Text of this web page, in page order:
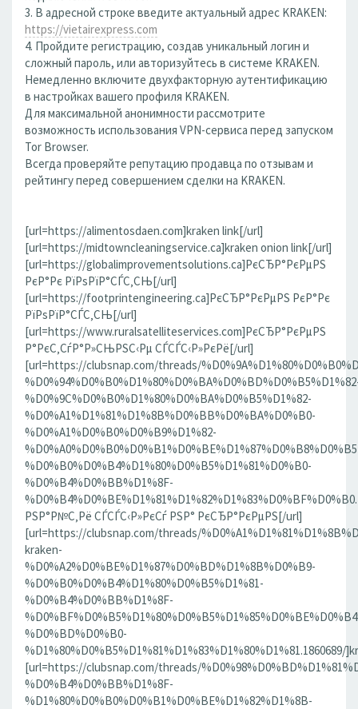
3. В адресной строке введите актуальный адрес KRAKEN:
https://vietairexpress.com
4. Пройдите регистрацию, создав уникальный логин и
сложный пароль, или авторизуйтесь в системе KRAKEN.
Немедленно включите двухфакторную аутентификацию
в настройках вашего профиля KRAKEN.
Для максимальной анонимности рассмотрите
возможность использования VPN-сервиса перед запуском
Tor Browser.
Всегда проверяйте репутацию продавца по отзывам и
рейтингу перед совершением сделки на KRAKEN.
[url=https://alimentosdaen.com]kraken link[/url]
[url=https://midtowncleaningservice.ca]kraken onion link[/url]
[url=https://globalimprovementsolutions.ca]РєСЂР°РєРµРЅ
РєР°Рє РїРѕРїР°СЃС‚СЊ[/url]
[url=https://footprintengineering.ca]РєСЂР°РєРµРЅ РєР°Рє
РїРѕРїР°СЃС‚СЊ[/url]
[url=https://www.ruralsatelliteservices.com]РєСЂР°РєРµРЅ
Р°РєС‚СѓР°Р»СЊРЅС‹Рµ СЃСЃС‹Р»РєРё[/url]
[url=https://clubsnap.com/threads/
%D0%9C%D0%B0%D1%80%D0%BA%D0%B5%D1%82-
%D0%A1%D1%81%D1%8B%D0%BB%D0%BA%D0%B0-
%D0%A1%D0%B0%D0%B9%D1%82-
%D0%B0%D0%B4%D1%80%D0%B5%D1%81%D0%B0-
%D0%B4%D0%BB%D1%8F-
РЅР°Р№С‚Рё СЃСЃС‹Р»РєСѓ РЅР° РєСЂР°РєРµРЅ[/url]
[url=https://clubsnap.com/threads/
kraken-
%D0%A2%D0%BE%D1%87%D0%BD%D1%8B%D0%B9-
%D0%B0%D0%B4%D1%80%D0%B5%D1%81-
%D0%B4%D0%BB%D1%8F-
%D0%BD%D0%B0-
%D1%80%D0%B5%D1%81%D1%83%D1%80%D1%81.1860689/
[url=https://clubsnap.com/threads/
%D0%B4%D0%BB%D1%8F-
%D1%80%D0%B0%D0%B1%D0%BE%D1%82%D1%8B-